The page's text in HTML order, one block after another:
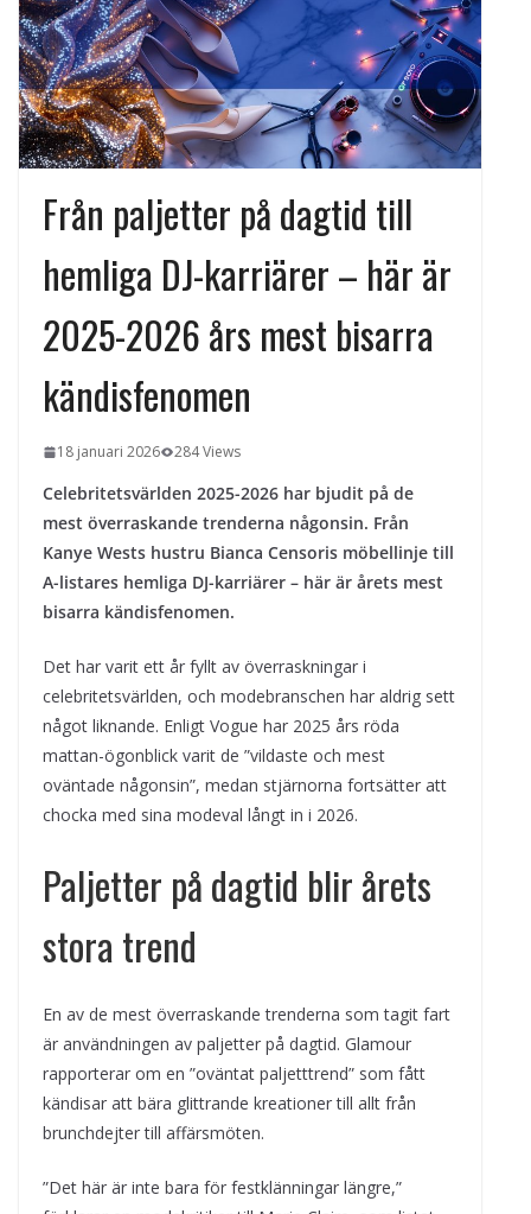
kvällens underhållning på nya sätt
ForMotion – ortopedteknik och
bandagist i Sverige
Det fysiologiska teknikskiftet: Den
medicinska utvecklingen öppnar nya
dörrar
Från paljetter på dagtid till
hemliga DJ-karriärer – här är
2025-2026 års mest bisarra
kändisfenomen
18 januari 2026 284 Views
Celebritetsvärlden 2025-2026 har bjudit på de
mest överraskande trenderna någonsin. Från
Kanye Wests hustru Bianca Censoris möbellinje till
A-listares hemliga DJ-karriärer – här är årets mest
bisarra kändisfenomen.
Det har varit ett år fyllt av överraskningar i
celebritetsvärlden, och modebranschen har aldrig sett
något liknande. Enligt Vogue har 2025 års röda
mattan-ögonblick varit de ”vildaste och mest
oväntade någonsin”, medan stjärnorna fortsätter att
chocka med sina modeval långt in i 2026.
Paljetter på dagtid blir årets
stora trend
En av de mest överraskande trenderna som tagit fart
är användningen av paljetter på dagtid. Glamour
rapporterar om en ”oväntat paljetttrend” som fått
kändisar att bära glittrande kreationer till allt från
brunchdejter till affärsmöten.
”Det här är inte bara för festklänningar längre,”